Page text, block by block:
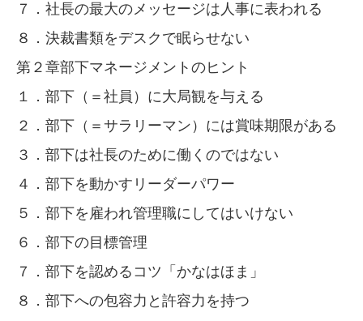
７．社長の最大のメッセージは人事に表われる
８．決裁書類をデスクで眠らせない
第２章部下マネージメントのヒント
１．部下（＝社員）に大局観を与える
２．部下（＝サラリーマン）には賞味期限がある
３．部下は社長のために働くのではない
４．部下を動かすリーダーパワー
５．部下を雇われ管理職にしてはいけない
６．部下の目標管理
７．部下を認めるコツ「かなはほま」
８．部下への包容力と許容力を持つ